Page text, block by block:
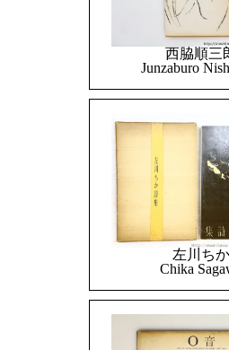
西脇順三
Junzaburo
左川ちか
Chika